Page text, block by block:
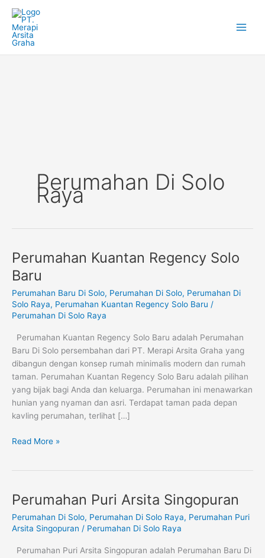
content
Perumahan Di Solo
Raya
Perumahan Kuantan Regency Solo
Baru
Perumahan Baru Di Solo, Perumahan Di Solo, Perumahan Di
Solo Raya, Perumahan Kuantan Regency Solo Baru /
Perumahan Di Solo Raya
Perumahan Kuantan Regency Solo Baru adalah Perumahan
Baru Di Solo persembahan dari PT. Merapi Arsita Graha yang
dibangun dengan konsep rumah minimalis modern dan rumah
taman. Perumahan Kuantan Regency Solo Baru adalah pilihan
yang bijak bagi Anda dan keluarga. Perumahan ini menawarkan
hunian yang nyaman dan asri. Terdapat taman pada depan
kavling perumahan, terlihat […]
Perumahan
Kuantan
Regency
Solo
Baru
Read More »
Perumahan Puri Arsita Singopuran
Perumahan Di Solo, Perumahan Di Solo Raya, Perumahan Puri
Arsita Singopuran / Perumahan Di Solo Raya
Perumahan Puri Arsita Singopuran adalah Perumahan Baru Di
Perumahan
Arsita
Singopuran